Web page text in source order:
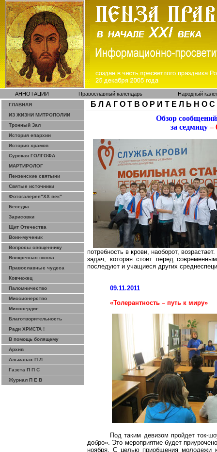
АННОТАЦИИ Православный календарь Народный
ГЛАВНАЯ
ИЗ ЖИЗНИ МИТРОПОЛИИ
Тронный Зал
История епархии
История храмов
Сурская ГОЛГОФА
МАРТИРОЛОГ
Пензенские святыни
Святые источники
Фотогалерея"ХХ век"
Беседка
Зарисовки
Щит Отечества
Воин-мученик
Вопросы священнику
Воскресная школа
Православные чудеса
Ковчежец
Паломничество
Миссионерство
Милосердие
Благотворительность
Ради ХРИСТА !
В помощь болящему
Архив
Альманах П Л
Газета П П С
Журнал П Е В
Б Л А Г О Т В О Р И Т Е Л Ь Н О С
Обзор
за седмицу–
потребность в крови, наоборот,
задач, которая стоит перед
последуют и учащиеся других
09.11.2011
«Толерантность – путь к миру»
Под таким девизом пройдет ток-
добро». Это мероприятие будет
ноября. С целью приобщения молодежи к